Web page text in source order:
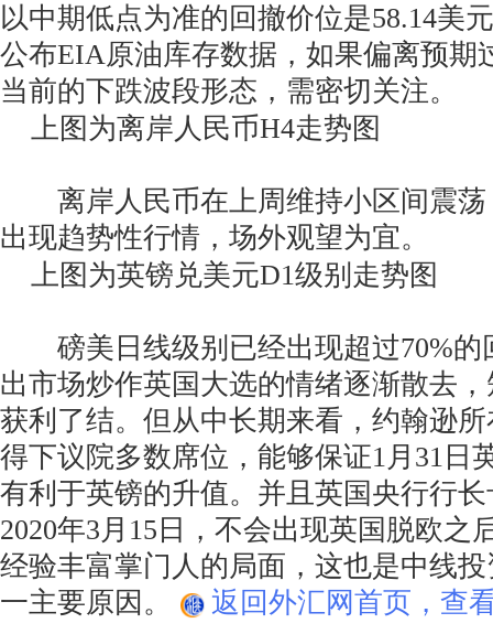
以中期低点为准的回撤价位是58.14美
公布EIA原油库存数据，如果偏离预期
当前的下跌波段形态，需密切关注。
上图为离岸人民币H4走势图
离岸人民币在上周维持小区间震荡
出现趋势性行情，场外观望为宜。
上图为英镑兑美元D1级别走势图
磅美日线级别已经出现超过70%的
出市场炒作英国大选的情绪逐渐散去
获利了结。但从中长期来看，约翰逊
得下议院多数席位，能够保证1月31日
有利于英镑的升值。并且英国央行行
2020年3月15日，不会出现英国脱欧之
经验丰富掌门人的局面，这也是中线
一主要原因。
返回外汇网首页，查